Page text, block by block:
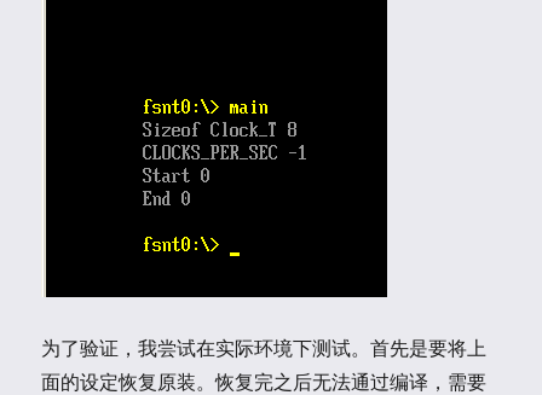
为了验证，我尝试在实际环境下测试。首先是要将上
面的设定恢复原装。恢复完之后无法通过编译，需要